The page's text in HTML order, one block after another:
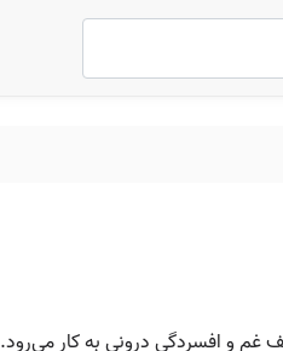
غم و افسردگی درونی به کار می‌رود.